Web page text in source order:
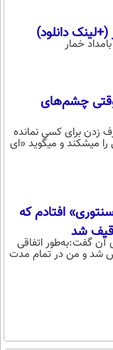
دانلود)
خمار
وقتی چشم‌های
برای کسی نمانده
میشکند و میگوید «ای
افتادم که
آن گفت:به‌طور اتفاقی
شد و من در تمام مدت